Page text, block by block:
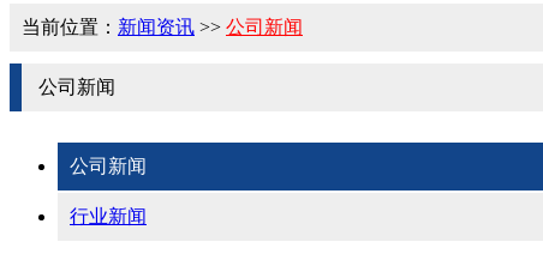
当前位置： 新闻资讯 >> 公司新闻
公司新闻
公司新闻
行业新闻